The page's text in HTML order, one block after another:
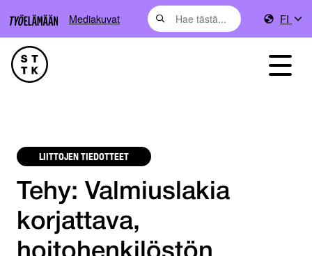
Mediakuvat FI
LIITTOJEN TIEDOTTEET
Tehy: Valmiuslakia
korjattava,